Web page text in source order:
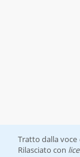
Tratto dalla voce
Rilasciato con